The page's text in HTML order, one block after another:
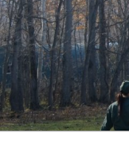
コ
ン
テ
ン
ツ
へ
ス